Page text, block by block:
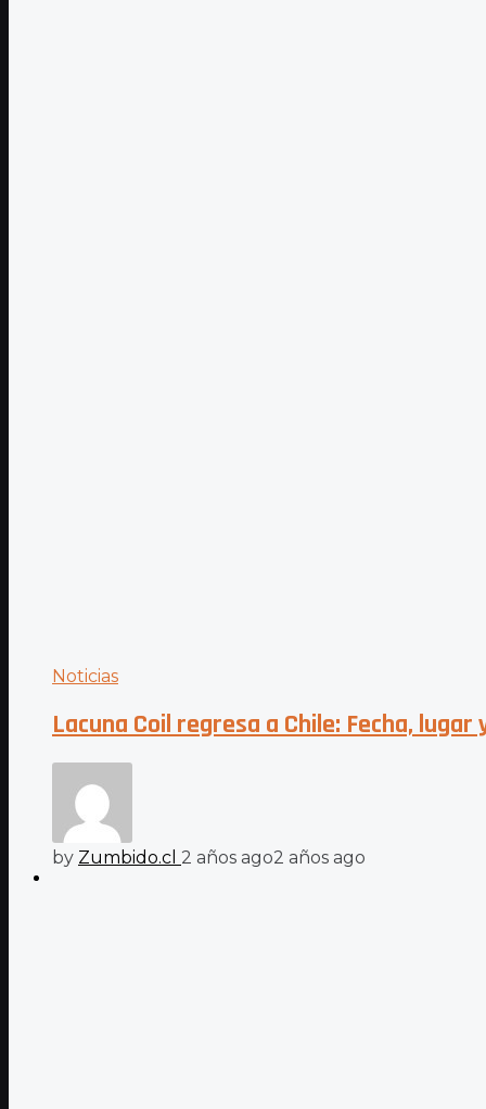
Noticias
Lacuna Coil regresa a Chile: Fecha,
by Zumbido.cl 2 años ago2 años ago